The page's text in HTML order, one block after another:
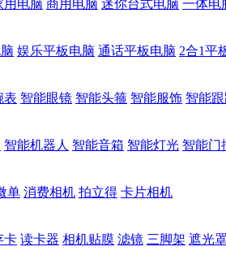
用电脑 商用电脑 迷你台式电脑 一体电
娱乐平板电脑 通话平板电脑 2合1平
表 智能眼镜 智能头箍 智能服饰 智能
智能机器人 智能音箱 智能灯光 智能门
单 消费相机 拍立得 卡片相机
卡 读卡器 相机贴膜 滤镜 三脚架 遮光